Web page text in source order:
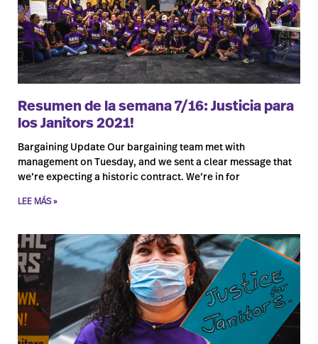
Resumen de la semana 7/16: Justicia para
los Janitors 2021!
Bargaining Update Our bargaining team met with
management on Tuesday, and we sent a clear message that
we’re expecting a historic contract. We’re in for
LEE MÁS »